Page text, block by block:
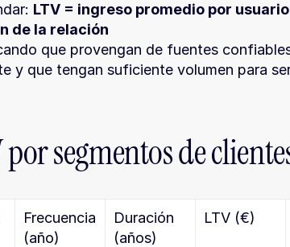
LTV = ingreso promedio por
de la relación
que provengan de fuentes
y que tengan suficiente volumen para
segmentos de
Frecuencia
(año)
Duración
(años)
LTV (€)